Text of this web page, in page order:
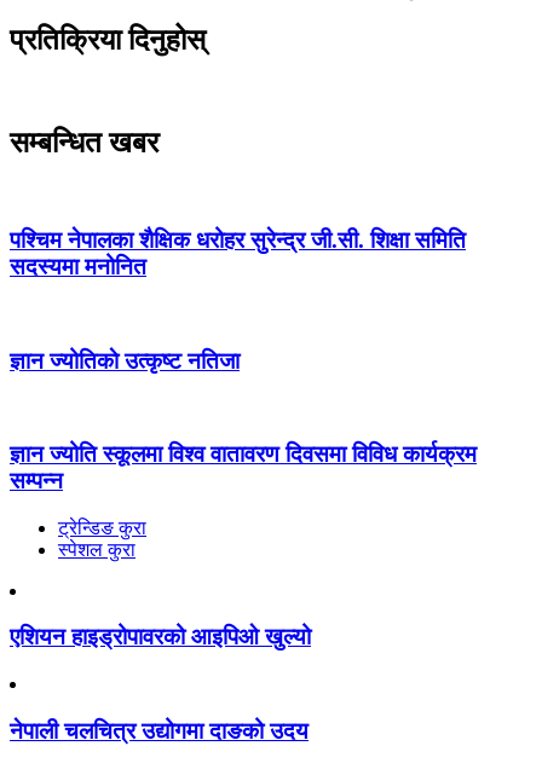
प्रतिक्रिया दिनुहोस्
सम्बन्धित खबर
पश्चिम नेपालका शैक्षिक धरोहर सुरेन्द्र जी.सी. शिक्षा समिति
सदस्यमा मनोनित
ज्ञान ज्योतिकाे उत्कृष्ट नतिजा
ज्ञान ज्योति स्कूलमा विश्व वातावरण दिवसमा विविध कार्यक्रम
सम्पन्न
ट्रेन्डिङ कुरा
स्पेशल कुरा
एशियन हाइड्रोपावरको आइपिओ खुल्यो
नेपाली चलचित्र उद्योगमा दाङको उदय